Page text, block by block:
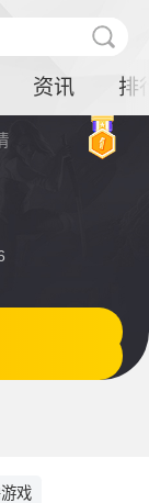
资讯 排
戏